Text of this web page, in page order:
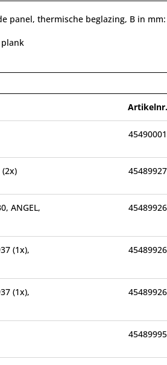
panel, thermische beglazing, B in
ANGEL,
(1x),
(1x),